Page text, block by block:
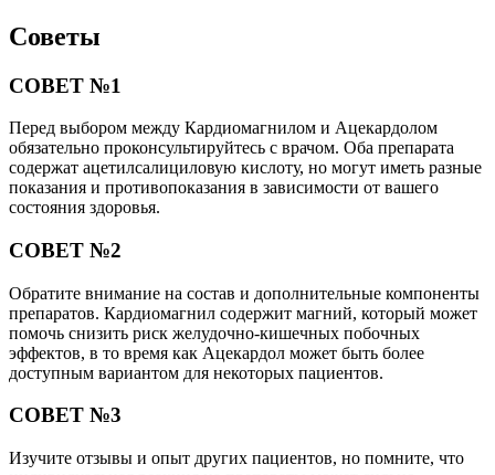
Советы
СОВЕТ №1
Перед выбором между Кардиомагнилом и Ацекардолом
обязательно проконсультируйтесь с врачом. Оба препарата
содержат ацетилсалициловую кислоту, но могут иметь разные
показания и противопоказания в зависимости от вашего
состояния здоровья.
СОВЕТ №2
Обратите внимание на состав и дополнительные компоненты
препаратов. Кардиомагнил содержит магний, который может
помочь снизить риск желудочно-кишечных побочных
эффектов, в то время как Ацекардол может быть более
доступным вариантом для некоторых пациентов.
СОВЕТ №3
Изучите отзывы и опыт других пациентов, но помните, что